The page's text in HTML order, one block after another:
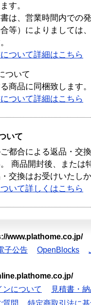
す。
は、営業時間内での
等）によりましては
ついて詳細はこちら
ついて
商品に同梱致します。
ついて詳細はこちら
いて
都合による返品・交
商品開封後、または
交換はお受けいたし
いて詳しくはこちら
www.plathome.co.jp/
子公告 OpenBlocks
ンについて
見積書・